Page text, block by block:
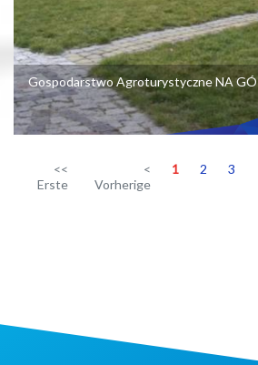
Gospodarstwo Agroturystyczne NA
<<
Erste
<
Vorherige
1 2 3